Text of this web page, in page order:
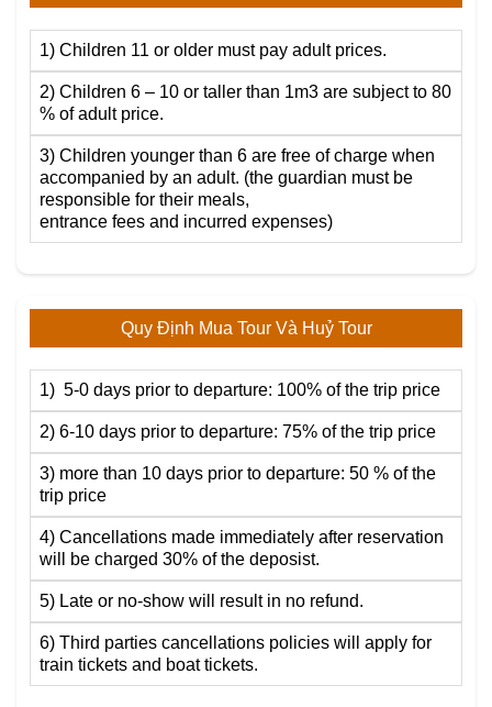
1) Children 11 or older must pay adult prices.
2) Children 6 – 10 or taller than 1m3 are subject to 80
% of adult price.
3) Children younger than 6 are free of charge when
accompanied by an adult. (the guardian must be
responsible for their meals,
entrance fees and incurred expenses)
Quy Định Mua Tour Và Huỷ Tour
1) 5-0 days prior to departure: 100% of the trip price
2) 6-10 days prior to departure: 75% of the trip price
3) more than 10 days prior to departure: 50 % of the
trip price
4) Cancellations made immediately after reservation
will be charged 30% of the deposist.
5) Late or no-show will result in no refund.
6) Third parties cancellations policies will apply for
train tickets and boat tickets.